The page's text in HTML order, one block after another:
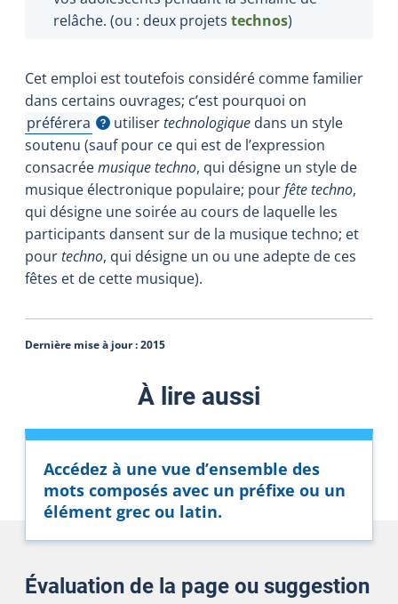
relâche. (ou : deux projets technos)
Cet emploi est toutefois considéré comme familier
dans certains ouvrages; c’est pourquoi on
préférera
Afficher l'infobulle
utilisertechnologique dans un style
soutenu (sauf pour ce qui est de l’expression
consacréemusique techno, qui désigne un style de
musique électronique populaire; pourfête techno,
qui désigne une soirée au cours de laquelle les
participants dansent sur de la musique techno; et
pourtechno, qui désigne un ou une adepte de ces
fêtes et de cette musique).
Dernière mise à jour :2015
À lire aussi
Accédez à une vue d’ensemble des
mots composés avec un préfixe ou un
élément grec ou latin.
Évaluation de la page ou suggestion